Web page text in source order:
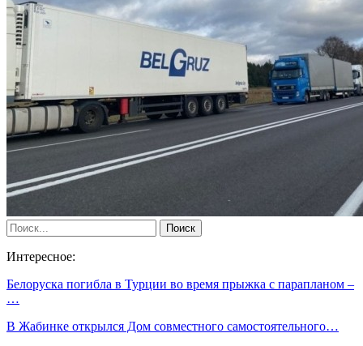
Интересное:
Белоруска погибла в Турции во время прыжка с парапланом –
…
В Жабинке открылся Дом совместного самостоятельного…